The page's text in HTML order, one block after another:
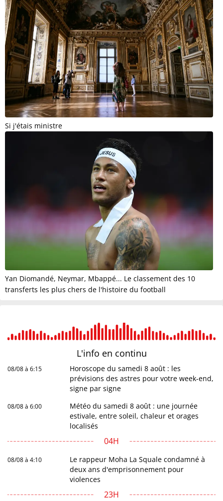
Si j'étais ministre
Yan Diomandé, Neymar, Mbappé... Le classement des 10
transferts les plus chers de l'histoire du football
L'info en continu
08/08 à 6:15
Horoscope du samedi 8 août : les
prévisions des astres pour votre week-end,
signe par signe
08/08 à 6:00
Météo du samedi 8 août : une journée
estivale, entre soleil, chaleur et orages
localisés
04H
08/08 à 4:10
Le rappeur Moha La Squale condamné à
deux ans d'emprisonnement pour
violences
23H